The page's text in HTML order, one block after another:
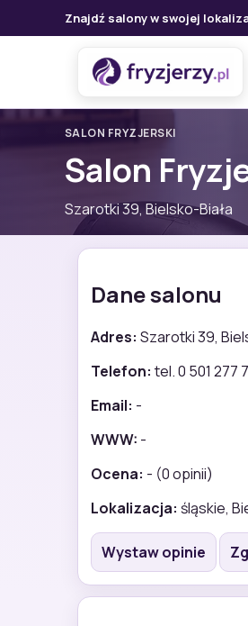
Znajdź salony w swojej
SALON FRYZJERSKI
Salon
Szarotki 39, Bielsko-Biała
Dane salonu
Adres: Szarotki 39,
Telefon: tel. 0 501 277
Email: -
WWW: -
Ocena: - (0 opinii)
Lokalizacja: śląskie,
Wystaw opinie